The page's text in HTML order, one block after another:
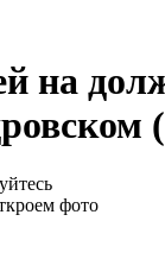
на
фото